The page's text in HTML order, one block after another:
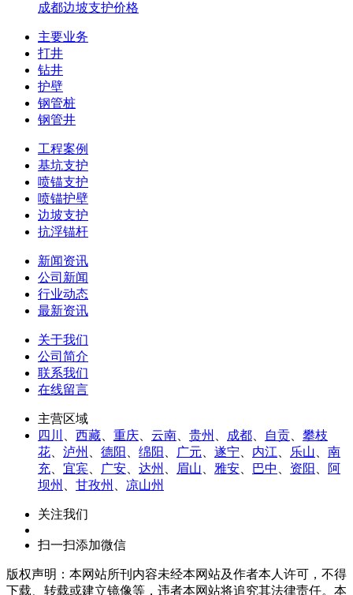
成都边坡支护价格
主要业务
打井
钻井
护壁
钢管桩
钢管井
工程案例
基坑支护
喷锚支护
喷锚护壁
边坡支护
抗浮锚杆
新闻资讯
公司新闻
行业动态
最新资讯
关于我们
公司简介
联系我们
在线留言
主营区域
四川
西藏 重庆 云南 贵州 成都 自贡
攀枝
花
泸州 德阳 绵阳 广元 遂宁 内江 乐山
南
充
宜宾 广安 达州 眉山 雅安 巴中 资阳
阿
坝州
甘孜州 凉山州
关注我们
扫一扫添加微信
版权声明：本网站所刊内容未经本网站及作者本人许可，不得
下载、转载或建立镜像等，违者本网站将追究其法律责任。本